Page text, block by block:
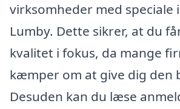
virksomheder med speciale
Lumby. Dette sikrer, at du
kvalitet i fokus, da mange
kæmper om at give dig den
Desuden kan du læse